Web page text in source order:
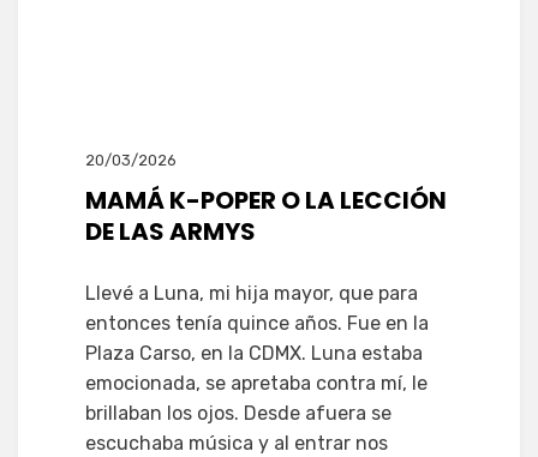
20/03/2026
MAMÁ K-POPER O LA LECCIÓN
DE LAS ARMYS
Llevé a Luna, mi hija mayor, que para
entonces tenía quince años. Fue en la
Plaza Carso, en la CDMX. Luna estaba
emocionada, se apretaba contra mí, le
brillaban los ojos. Desde afuera se
escuchaba música y al entrar nos